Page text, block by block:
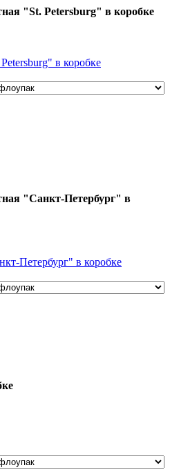
"St. Petersburg" в коробке
"Санкт-Петербург" в